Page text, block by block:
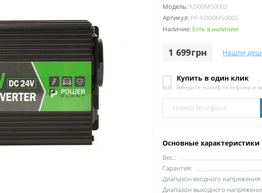
Модель: KD00MS0002
Артикул: PP-KD00MS0002
Наличие: Есть в наличии
1 699грн Нашли
Купить в один клик
Введите номер телефона и
Основные характеристики
Вес.:
Гарантия:
Диапазон входного напряжения:
Диапазон выходного